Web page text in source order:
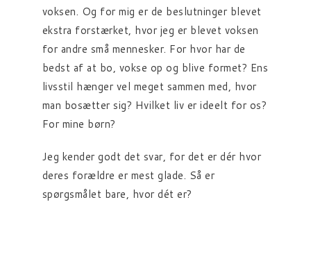
voksen. Og for mig er de beslutninger blevet
ekstra forstærket, hvor jeg er blevet voksen
for andre små mennesker. For hvor har de
bedst af at bo, vokse op og blive formet? Ens
livsstil hænger vel meget sammen med, hvor
man bosætter sig? Hvilket liv er ideelt for os?
For mine børn?
Jeg kender godt det svar, for det er dér hvor
deres forældre er mest glade. Så er
spørgsmålet bare, hvor dét er?